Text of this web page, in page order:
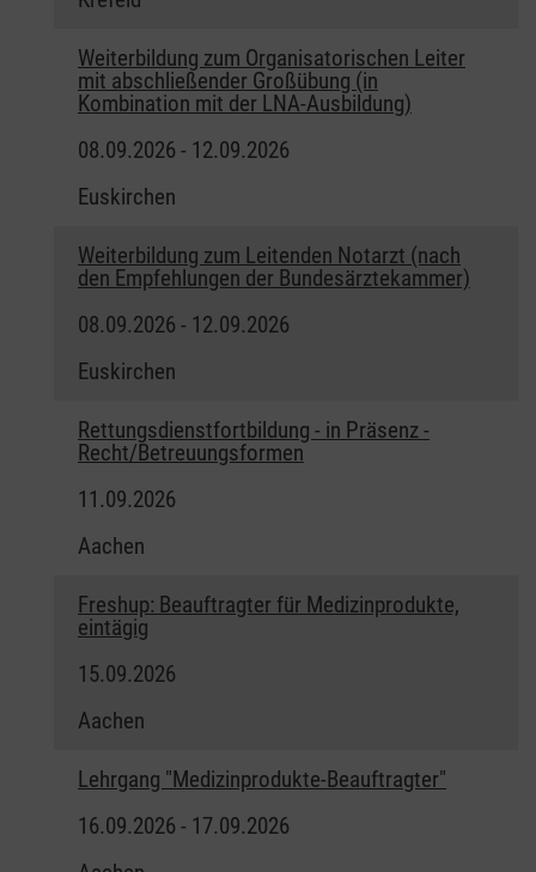
Weiterbildung zum Organisatorischen Leiter
mit abschließender Großübung (in
Kombination mit der LNA-Ausbildung)
08.09.2026 - 12.09.2026
Euskirchen
Weiterbildung zum Leitenden Notarzt (nach
den Empfehlungen der Bundesärztekammer)
08.09.2026 - 12.09.2026
Euskirchen
Rettungsdienstfortbildung - in Präsenz -
Recht/Betreuungsformen
11.09.2026
Aachen
Freshup: Beauftragter für Medizinprodukte,
eintägig
15.09.2026
Aachen
Lehrgang "Medizinprodukte-Beauftragter"
16.09.2026 - 17.09.2026